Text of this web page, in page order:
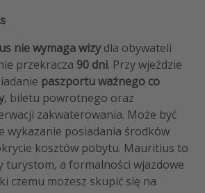
nie wymaga wizydla obywateli
przekracza 90 dni. Przy wjeździe
paszportu ważnego co
, biletu powrotnego oraz
zakwaterowania. Może być
wykazanie posiadania środków
kosztów pobytu. Mauritius to
turystom, a formalności wjazdowe
czemu możesz skupić się na